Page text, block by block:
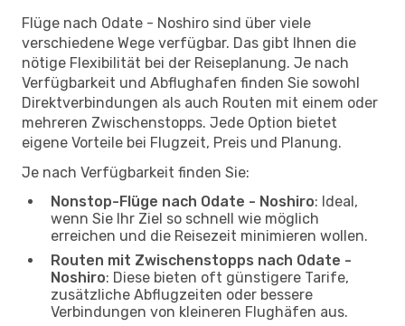
Flüge nach Odate - Noshiro sind über viele
verschiedene Wege verfügbar. Das gibt Ihnen die
nötige Flexibilität bei der Reiseplanung. Je nach
Verfügbarkeit und Abflughafen finden Sie sowohl
Direktverbindungen als auch Routen mit einem oder
mehreren Zwischenstopps. Jede Option bietet
eigene Vorteile bei Flugzeit, Preis und Planung.
Je nach Verfügbarkeit finden Sie:
Nonstop-Flüge nach Odate - Noshiro: Ideal,
wenn Sie Ihr Ziel so schnell wie möglich
erreichen und die Reisezeit minimieren wollen.
Routen mit Zwischenstopps nach Odate -
Noshiro: Diese bieten oft günstigere Tarife,
zusätzliche Abflugzeiten oder bessere
Verbindungen von kleineren Flughäfen aus.